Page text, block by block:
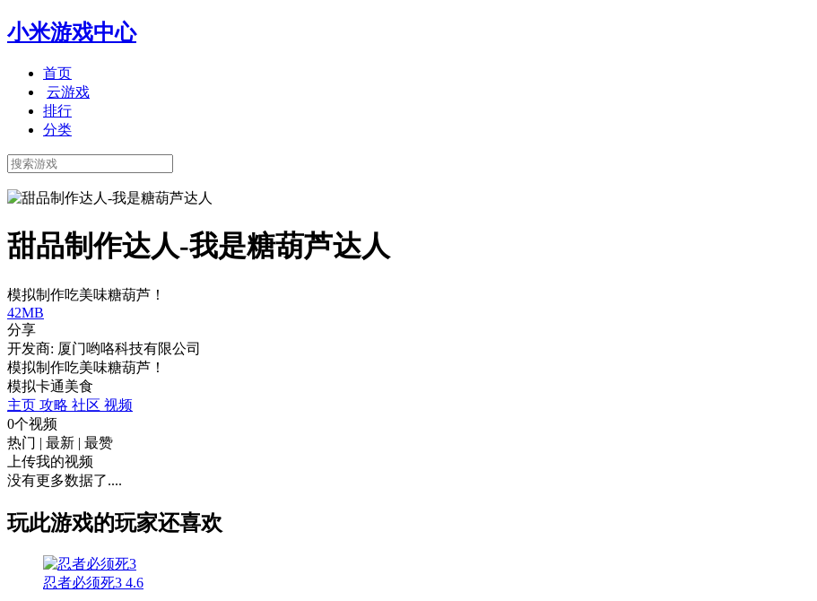
小米游戏中心
首页
云游戏
排行
分类
甜品制作达人-我是糖葫芦达人
模拟制作吃美味糖葫芦！
42MB
分享
开发商: 厦门哟咯科技有限公司
模拟制作吃美味糖葫芦！
模拟卡通美食
主页 攻略 社区 视频
0个视频
热门 | 最新 | 最赞
上传我的视频
没有更多数据了....
玩此游戏的玩家还喜欢
忍者必须死3 4.6